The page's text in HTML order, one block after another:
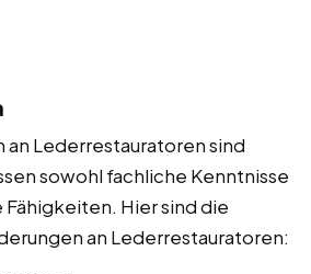
an Lederrestauratoren sind
sowohl fachliche Kenntnisse
Fähigkeiten. Hier sind die
an Lederrestauratoren: